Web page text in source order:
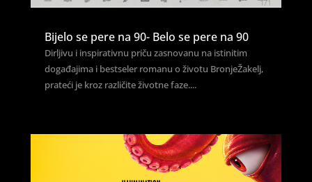
Bijelo se pere na 90- Belo se pere na 90
Dirljivu i inspirativnu priču zasnovanu na istinitim
događajima i bestseler romanu o životu BronjeŽakelj,
prateći je kroz različite životne faze....